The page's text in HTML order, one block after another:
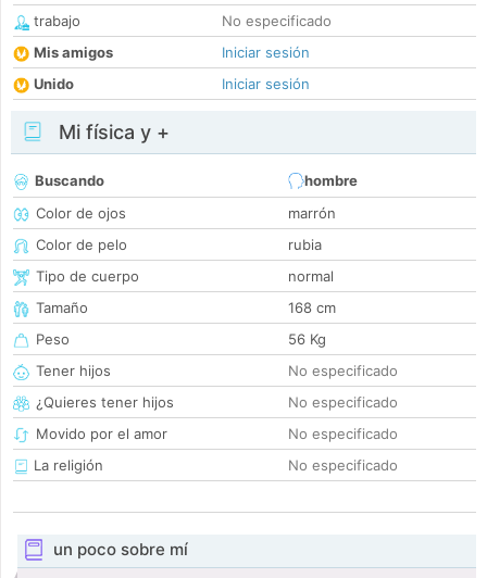
trabajo
No especificado
Mis amigos
Iniciar sesión
Unido
Iniciar sesión
Mi física y +
Buscando
hombre
Color de ojos
marrón
Color de pelo
rubia
Tipo de cuerpo
normal
Tamaño
168 cm
Peso
56 Kg
Tener hijos
No especificado
¿Quieres tener hijos
No especificado
Movido por el amor
No especificado
La religión
No especificado
un poco sobre mí